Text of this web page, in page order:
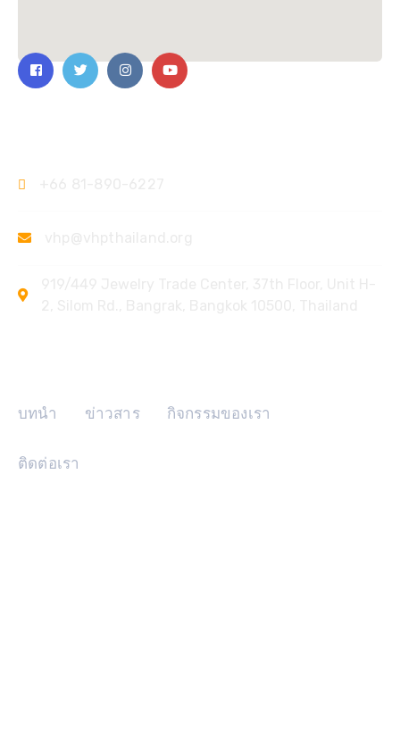
บทนำ ข่าวสาร กิจกรรมของเรา
ติดต่อเรา